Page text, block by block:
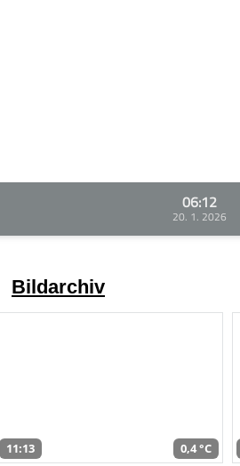
06:12
20. 1. 2026
Bildarchiv
11:13 0,4 °C